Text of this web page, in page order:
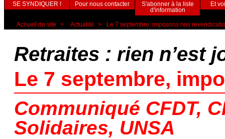
SE SYNDIQUER ! Pour nous contacter
S'abonner à la liste
d'information
Et
Accueil du site > Actualité > Le 7 septembre, imposons nos
Retraites : rien n’est
Le 7 septembre,
Communiqué CFDT,
Solidaires, UNSA